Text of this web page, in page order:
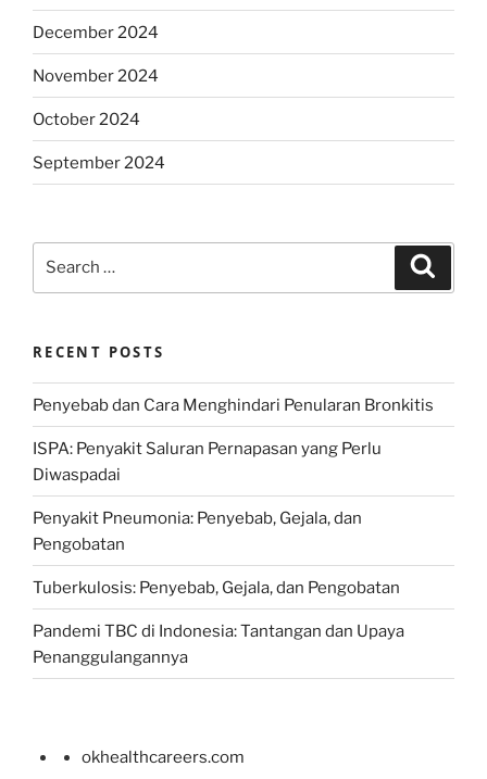
December 2024
November 2024
October 2024
September 2024
RECENT POSTS
Penyebab dan Cara Menghindari Penularan Bronkitis
ISPA: Penyakit Saluran Pernapasan yang Perlu
Diwaspadai
Penyakit Pneumonia: Penyebab, Gejala, dan
Pengobatan
Tuberkulosis: Penyebab, Gejala, dan Pengobatan
Pandemi TBC di Indonesia: Tantangan dan Upaya
Penanggulangannya
okhealthcareers.com